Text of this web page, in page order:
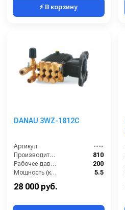
⚡ В корзину
DANAU 3WZ-1812C
Артикул:
----
Производительность (л/ч):
810
Рабочее давление (бар):
200
Мощность (кВт):
5.5
28 000 руб.